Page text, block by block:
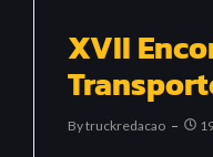
XVII
ByTruckredacao